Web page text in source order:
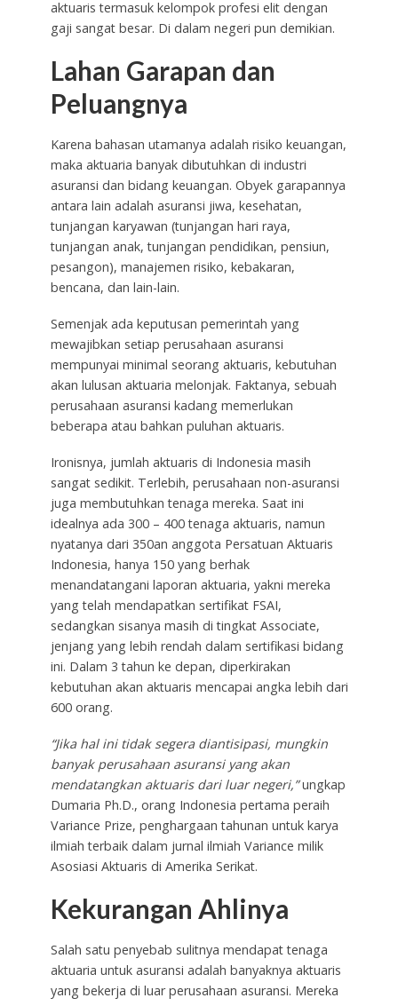
aktuaris termasuk kelompok profesi elit dengan
gaji sangat besar. Di dalam negeri pun demikian.
Lahan Garapan dan
Peluangnya
Karena bahasan utamanya adalah risiko keuangan,
maka aktuaria banyak dibutuhkan di industri
asuransi dan bidang keuangan. Obyek garapannya
antara lain adalah asuransi jiwa, kesehatan,
tunjangan karyawan (tunjangan hari raya,
tunjangan anak, tunjangan pendidikan, pensiun,
pesangon), manajemen risiko, kebakaran,
bencana, dan lain-lain.
Semenjak ada keputusan pemerintah yang
mewajibkan setiap perusahaan asuransi
mempunyai minimal seorang aktuaris, kebutuhan
akan lulusan aktuaria melonjak. Faktanya, sebuah
perusahaan asuransi kadang memerlukan
beberapa atau bahkan puluhan aktuaris.
Ironisnya, jumlah aktuaris di Indonesia masih
sangat sedikit. Terlebih, perusahaan non-asuransi
juga membutuhkan tenaga mereka. Saat ini
idealnya ada 300 – 400 tenaga aktuaris, namun
nyatanya dari 350an anggota Persatuan Aktuaris
Indonesia, hanya 150 yang berhak
menandatangani laporan aktuaria, yakni mereka
yang telah mendapatkan sertifikat FSAI,
sedangkan sisanya masih di tingkat Associate,
jenjang yang lebih rendah dalam sertifikasi bidang
ini. Dalam 3 tahun ke depan, diperkirakan
kebutuhan akan aktuaris mencapai angka lebih dari
600 orang.
“Jika hal ini tidak segera diantisipasi, mungkin
banyak perusahaan asuransi yang akan
mendatangkan aktuaris dari luar negeri,”ungkap
Dumaria Ph.D., orang Indonesia pertama peraih
Variance Prize, penghargaan tahunan untuk karya
ilmiah terbaik dalam jurnal ilmiah Variance milik
Asosiasi Aktuaris di Amerika Serikat.
Kekurangan Ahlinya
Salah satu penyebab sulitnya mendapat tenaga
aktuaria untuk asuransi adalah banyaknya aktuaris
yang bekerja di luar perusahaan asuransi. Mereka